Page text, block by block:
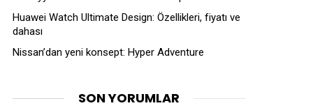
Huawei Watch Ultimate Design: Özellikleri, fiyatı ve
dahası
Nissan’dan yeni konsept: Hyper Adventure
SON YORUMLAR